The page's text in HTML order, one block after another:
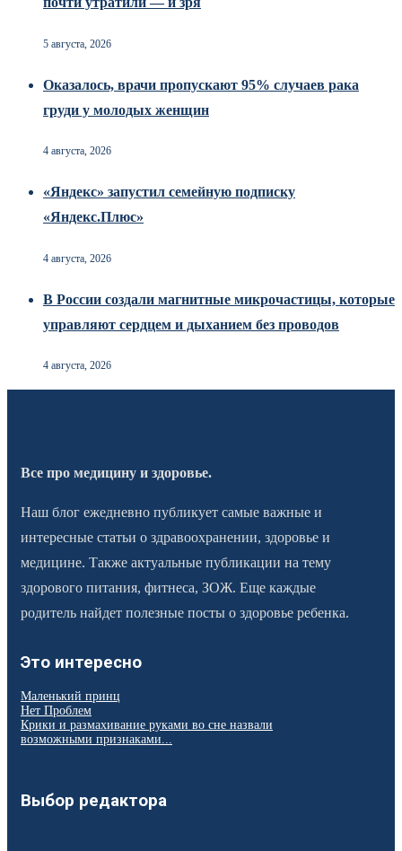
5 августа, 2026
Оказалось, врачи пропускают 95% случаев рака
груди у молодых женщин
4 августа, 2026
«Яндекс» запустил семейную подписку
«Яндекс.Плюс»
4 августа, 2026
В России создали магнитные микрочастицы, которые
управляют сердцем и дыханием без проводов
4 августа, 2026
Все про медицину и здоровье.
Наш блог ежедневно публикует самые важные и
интересные статьи о здравоохранении, здоровье и
медицине. Также актуальные публикации на тему
здорового питания, фитнеса, ЗОЖ. Еще каждые
родитель найдет полезные посты о здоровье ребенка.
Это интересно
Маленький принц
Нет Проблем
Крики и размахивание руками во сне назвали
возможными признаками...
Выбор редактора